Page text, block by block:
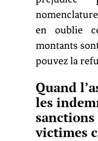
en oublie
montants
pouvez la
Quand
les
sanctions
victimes